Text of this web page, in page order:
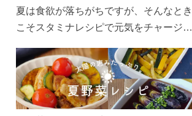
夏は食欲が落ちがちですが、そんなとき
こそスタミナレシピで元気をチャージ！
リ食べて、夏バテを吹き飛ばしましょ
う！